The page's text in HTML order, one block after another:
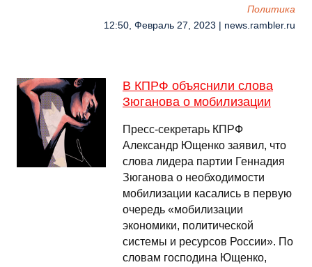
Политика
12:50, Февраль 27, 2023 | news.rambler.ru
В КПРФ объяснили слова
Зюганова о мобилизации
Пресс-секретарь КПРФ
Александр Ющенко заявил, что
слова лидера партии Геннадия
Зюганова о необходимости
мобилизации касались в первую
очередь «мобилизации
экономики, политической
системы и ресурсов России». По
словам господина Ющенко,